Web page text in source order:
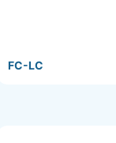
FC-LC